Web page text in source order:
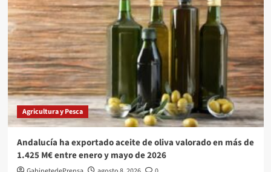
Agricultura y Pesca
Andalucía ha exportado aceite de oliva valorado en más de
1.425 M€ entre enero y mayo de 2026